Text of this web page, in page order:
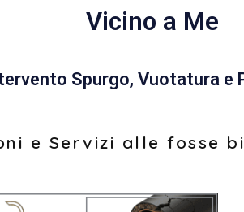
Vicino a Me
Spurgo, Vuotatura e
e Servizi alle fosse